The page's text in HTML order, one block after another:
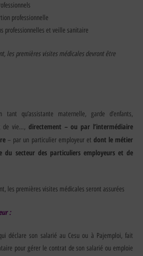
professionnelle
professionnelles et veille sanitaire
les premières visites médicales devront être
tant qu’assistante maternelle, garde d’enfants,
de vie…, directement – ou par l’intermédiaire
– par un particulier employeur et dont le métier
du secteur des particuliers employeurs et de
les premières visites médicales seront assurées
:
déclare son salarié au Cesu ou à Pajemploi, fait
pour gérer le contrat de son salarié ou emploie